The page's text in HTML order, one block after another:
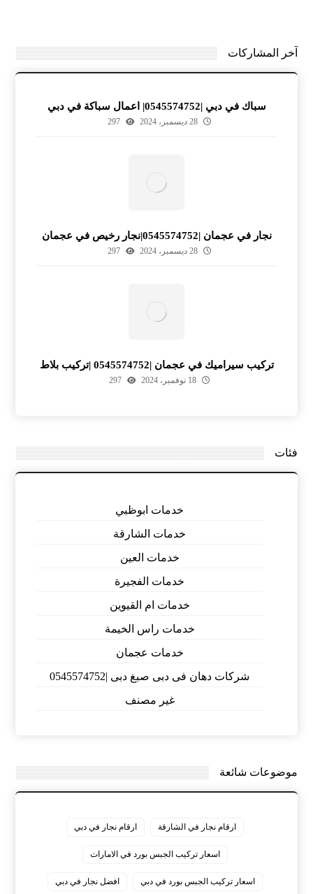
آخر المشاركات
سباك في دبي |0545574752| اعمال سباكة في دبي
28 ديسمبر، 2024 297
نجار في عجمان |0545574752|نجار رخيص في عجمان
28 ديسمبر، 2024 297
تركيب سيراميك في عجمان |0545574752 |تركيب بلاط
18 نوفمبر، 2024 297
فئات
خدمات ابوظبي
خدمات الشارقة
خدمات العين
خدمات الفجيرة
خدمات ام القيوين
خدمات راس الخيمة
خدمات عجمان
شركات دهان فى دبى صبغ دبى |0545574752
غير مصنف
موضوعات شائعة
ارقام نجار في الشارقة ارقام نجار في دبي
اسعار تركيب الجبس بورد في الامارات
اسعار تركيب الجبس بورد في دبي افضل نجار في دبي